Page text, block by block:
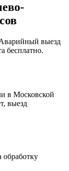
выезд
бесплатно.
в Московской
выезд
обработку